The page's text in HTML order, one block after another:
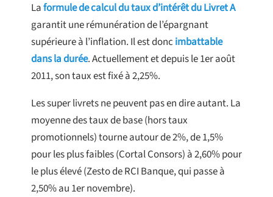
Laformule de calcul du taux d’intérêt du Livret A
garantit une rémunération de l’épargnant
supérieure à l’inflation. Il est donc imbattable
dans la durée. Actuellement et depuis le 1er août
2011, son taux est fixé à 2,25%.
Les super livrets ne peuvent pas en dire autant. La
moyenne des taux de base (hors taux
promotionnels) tourne autour de 2%, de 1,5%
pour les plus faibles (Cortal Consors) à 2,60% pour
le plus élevé (Zesto de RCI Banque, qui passe à
2,50% au 1er novembre).